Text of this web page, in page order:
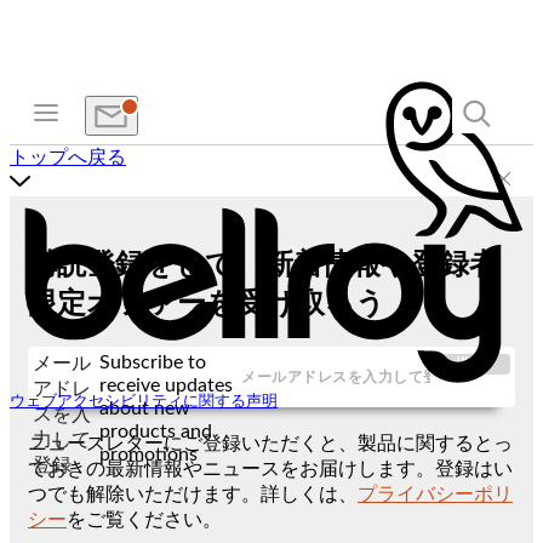
ウェブアクセシビリティに関する声明
トップへ戻る
購読登録をして、新着情報や登録者
限定オファーを受け取ろう
メール
アドレ
スを入
力して
登録
Subscribe to
receive updates
about new
products and
promotions
送信
ニュースレターにご登録いただくと、製品に関するとっ
ておきの最新情報やニュースをお届けします。登録はい
つでも解除いただけます。詳しくは、 プライバシーポリ
シーをご覧ください。